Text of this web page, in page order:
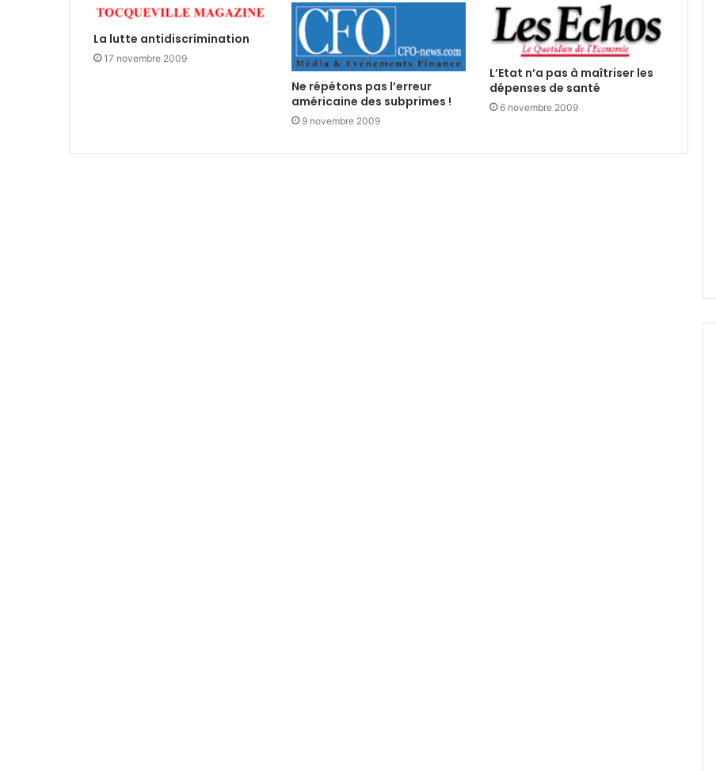
La lutte antidiscrimination
17 novembre 2009
Ne répétons pas l’erreur
américaine des subprimes !
9 novembre 2009
L’Etat n’a pas à maîtriser les
dépenses de santé
6 novembre 2009